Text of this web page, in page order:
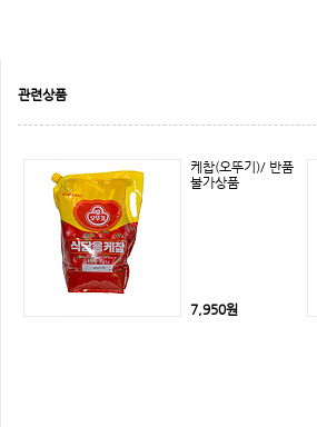
관련상품
케찹(오뚜기)/ 반품
불가상품
7,950원